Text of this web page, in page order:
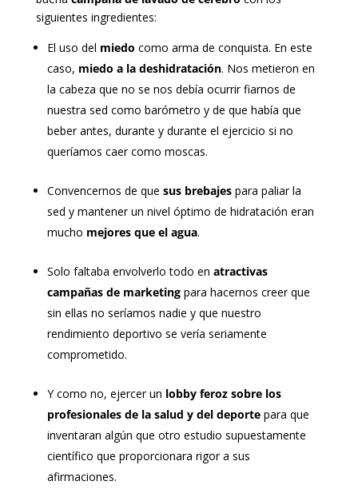
siguientes ingredientes:
El uso del miedo como arma de conquista. En este
caso, miedo a la deshidratación. Nos metieron en
la cabeza que no se nos debía ocurrir fiarnos de
nuestra sed como barómetro y de que había que
beber antes, durante y durante el ejercicio si no
queríamos caer como moscas.
Convencernos de que sus brebajespara paliar la
sed y mantener un nivel óptimo de hidratación eran
mucho mejores que el agua.
Solo faltaba envolverlo todo en atractivas
campañas de marketingpara hacernos creer que
sin ellas no seríamos nadie y que nuestro
rendimiento deportivo se vería seriamente
comprometido.
Y como no, ejercer un lobby feroz sobre los
profesionales de la salud y del deportepara que
inventaran algún que otro estudio supuestamente
científico que proporcionara rigor a sus
afirmaciones.